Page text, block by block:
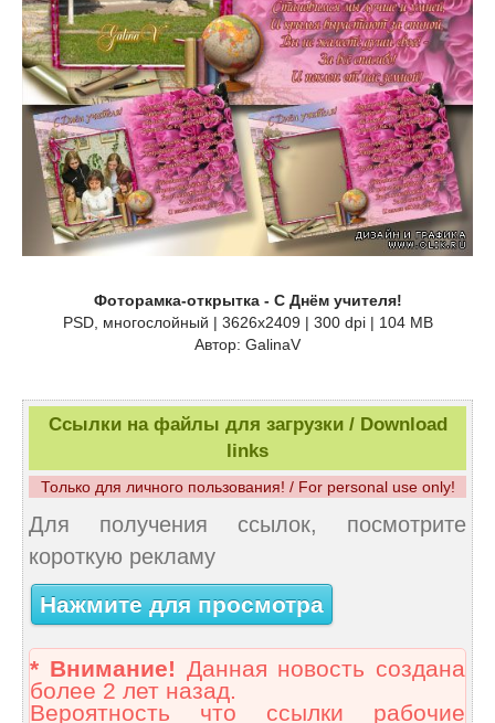
Фоторамка-открытка - С Днём учителя!
PSD, многослойный | 3626x2409 | 300 dpi | 104 MB
Автор: GalinaV
Ссылки на файлы для загрузки / Download
links
Только для личного пользования! / For personal use only!
Для получения ссылок, посмотрите
короткую рекламу
Нажмите для просмотра
* Внимание! Данная новость создана
более 2 лет назад.
Вероятность что ссылки рабочие